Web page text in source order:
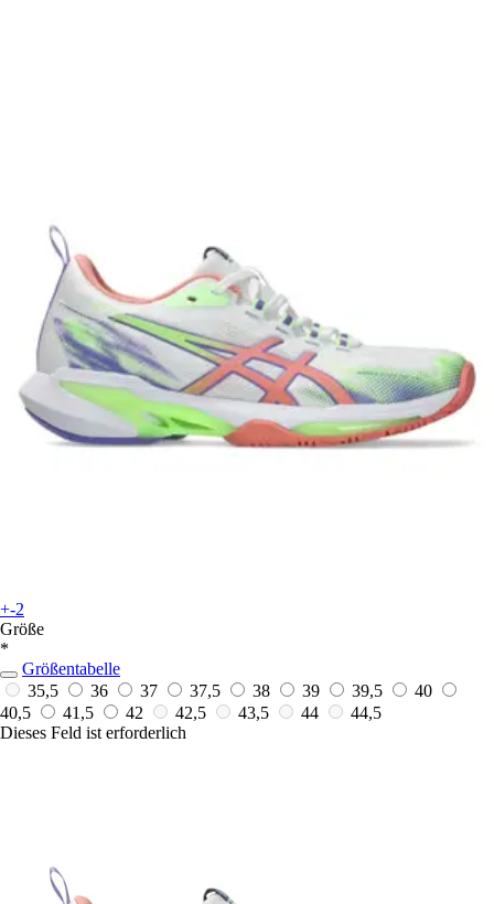
+-2
Größe
*
Größentabelle
35,5
36 37 37,5 38 39 39,5
40
40,5
41,5 42 42,5 43,5 44
44,5
Dieses Feld ist erforderlich